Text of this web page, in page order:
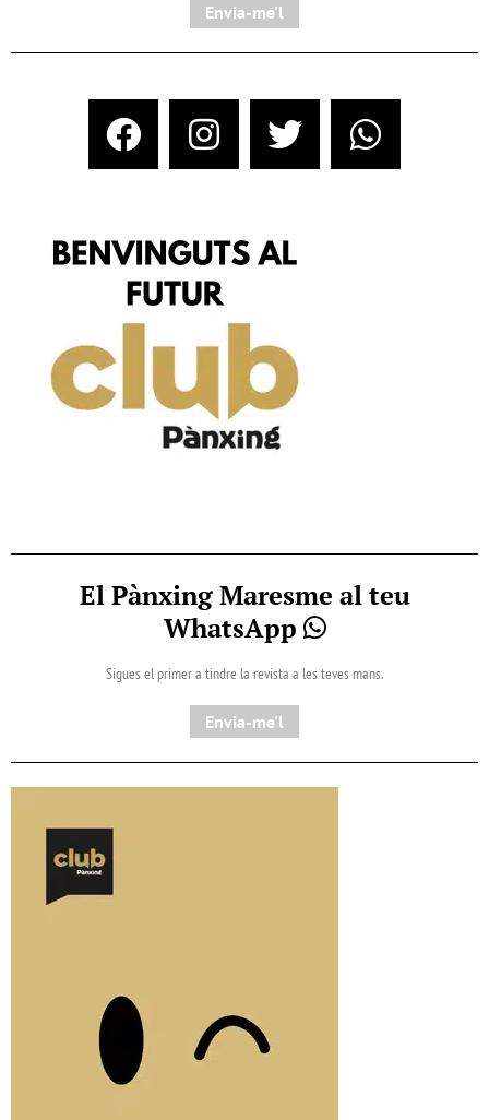
Envia-me'l
El Pànxing Maresme al teu
WhatsApp
Sigues el primer a tindre la revista a les teves mans.
Envia-me'l